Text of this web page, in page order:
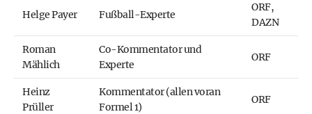
Helge Payer Fußball-Experte
ORF,
DAZN
Roman
Mählich
Co-Kommentator und
Experte
ORF
Heinz
Prüller
Kommentator (allen voran
Formel 1)
ORF